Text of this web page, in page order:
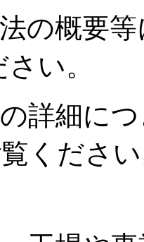
の概要
い。
の詳細に
くださ